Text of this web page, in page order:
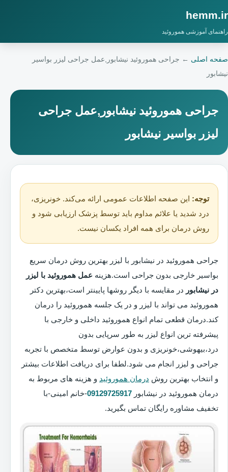
hemm.ir
راهنمای آموزشی هموروئید
صفحه اصلی ← جراحی هموروئید نیشابور,عمل جراحی لیزر بواسیر
نیشابور
جراحی هموروئید نیشابور,عمل جراحی
لیزر بواسیر نیشابور
توجه: این صفحه اطلاعات عمومی ارائه می‌کند. خونریزی،
درد شدید یا علائم مداوم باید توسط پزشک ارزیابی شود و
روش درمان برای همه افراد یکسان نیست.
جراحی هموروئید در نیشابور با لیزر بهترین روش درمان سریع
بواسیر خارجی بدون جراحی است.هزینه عمل هموروئید با لیزر
در نیشابور در مقایسه با دیگر روشها پایینتر است،بهترین دکتر
هموروئید می تواند با لیزر و در یک جلسه هموروئید را درمان
کند.درمان قطعی تمام انواع هموروئید داخلی و خارجی با
پیشرفته ترین انواع لیزر به طور سرپایی بدون
درد،بیهوشی،خونریزی و بدون عوارض توسط متخصص با تجربه
جراحی و لیزر انجام می شود.لطفا برای دریافت اطلاعات بیشتر
و انتخاب بهترین روش درمان هموروئید و هزینه های مربوط به
درمان هموروئید در نیشابور 09129725917-خانم امینی-با
تخفیف مشاوره رایگان تماس بگیرید.